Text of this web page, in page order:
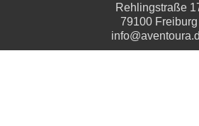
Rehlingstraße
79100 Freiburg